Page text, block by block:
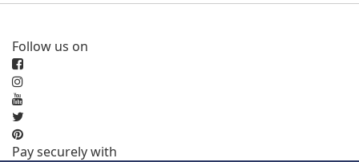
Follow us on
Pay securely with